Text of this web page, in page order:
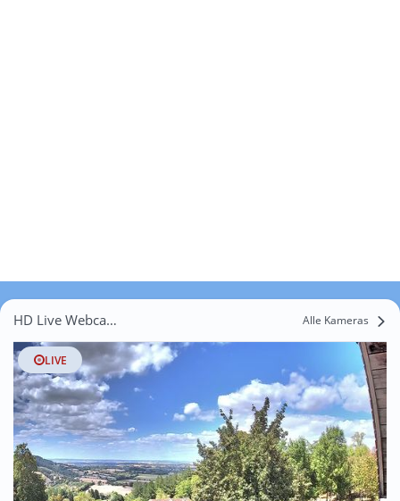
HD Live Webcams Faubourg de Vaucelles Alle Kameras
LIVE